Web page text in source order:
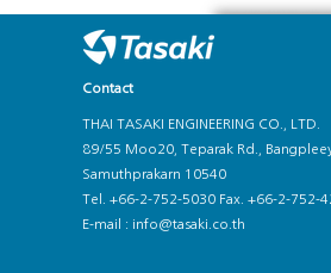
Contact
THAI TASAKI ENGINEERING CO., LTD.
89/55 Moo20, Teparak Rd.,
Samuthprakarn 10540
Tel. +66-2-752-5030 Fax. +66-2-752-
E-mail : info@tasaki.co.th